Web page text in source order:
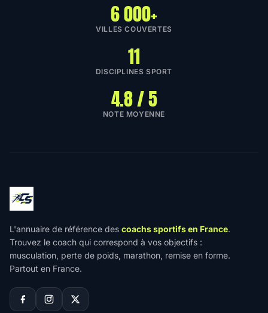
6 000+
VILLES COUVERTES
11
DISCIPLINES SPORT
4.8 / 5
NOTE MOYENNE
L'annuaire de référence des coachs sportifs en France.
Trouvez le coach qui correspond à vos objectifs :
musculation, perte de poids, marathon, remise en forme.
Partout en France.